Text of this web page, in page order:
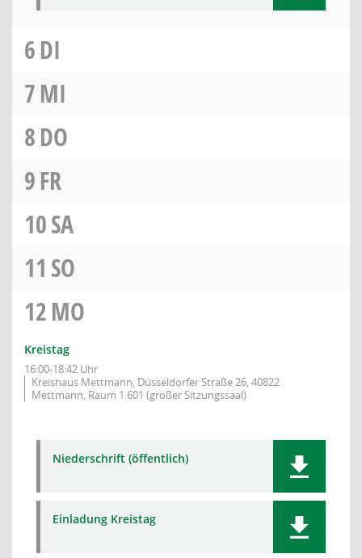
6DI
7MI
8DO
9FR
10SA
11 SO
12MO
Kreistag
16:00-18:42 Uhr
Kreishaus Mettmann, Düsseldorfer Straße 26, 40822
Mettmann, Raum 1.601 (großer Sitzungssaal)
Niederschrift (öffentlich)
Einladung Kreistag